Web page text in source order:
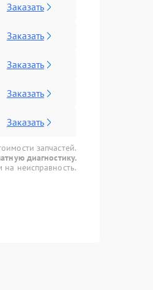
Заказать
Заказать
Заказать
Заказать
Заказать
запчастей.
диагностику.
неисправность.